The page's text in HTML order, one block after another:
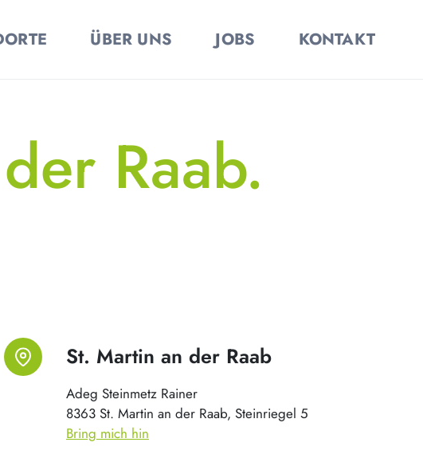
ÜBER UNS JOBS KONTAKT
Raab.
St. Martin an der Raab
Adeg Steinmetz Rainer
8363 St. Martin an der Raab, Steinriegel 5
Bring mich hin